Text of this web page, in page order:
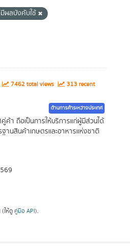
ผลบังคับใช้
7462 total views
313 recent
ด้านการค้าระหว่างประเทศ
ค้า ถือเป็นการให้บริการแก่ผู้มีส่วนได้
านสินค้าเกษตรและอาหารแห่งชาติ
(ให้ดู คู่มือ API).